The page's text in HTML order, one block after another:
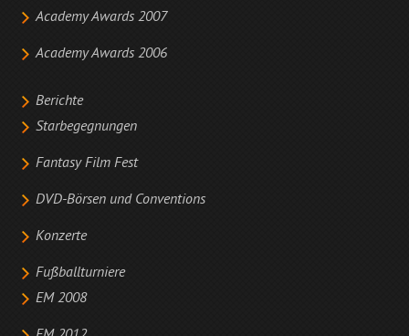
Academy Awards 2007
Academy Awards 2006
Berichte
Starbegegnungen
Fantasy Film Fest
DVD-Börsen und Conventions
Konzerte
Fußballturniere
EM 2008